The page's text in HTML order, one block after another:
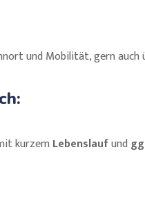
und Mobilität, gern auch
kurzem Lebenslaufund